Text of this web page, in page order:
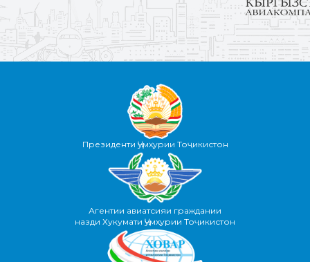
Президенти Ҷумҳурии Тоҷикистон
Агентии авиатсияи граждании
назди Хукумати Ҷумҳурии Тоҷикистон